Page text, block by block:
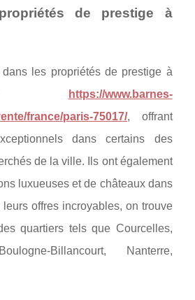
de prestige à
les propriétés de prestige à
https://www.barnes-
france/paris-75017/, offrant
dans certains des
de la ville. Ils ont également
luxueuses et de châteaux dans
offres incroyables, on trouve
quartiers tels que Courcelles,
Billancourt, Nanterre,